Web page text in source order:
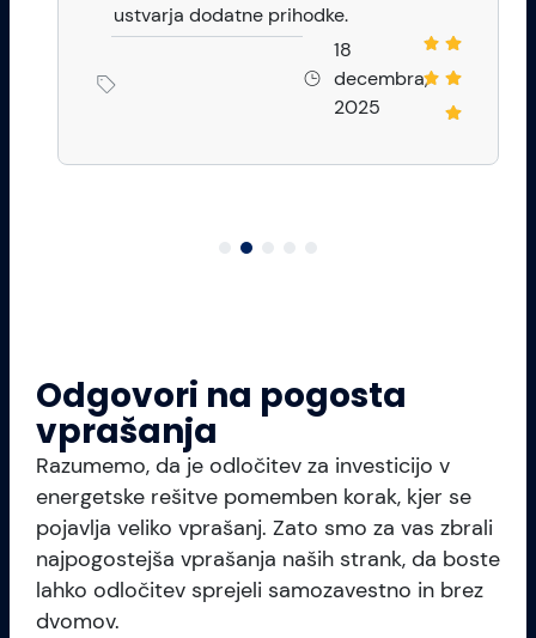
ustvarja dodatne prihodke.
18
decembra,
2025
Odgovori na pogosta
vprašanja
Razumemo, da je odločitev za investicijo v
energetske rešitve pomemben korak, kjer se
pojavlja veliko vprašanj. Zato smo za vas zbrali
najpogostejša vprašanja naših strank, da boste
lahko odločitev sprejeli samozavestno in brez
dvomov.